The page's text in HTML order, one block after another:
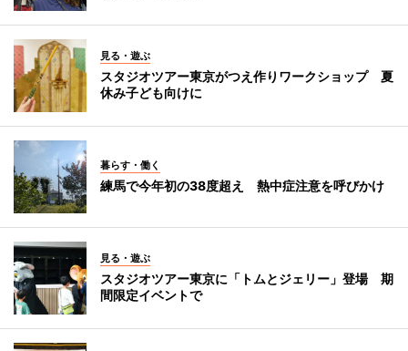
見る・遊ぶ
スタジオツアー東京がつえ作りワークショップ 夏
休み子ども向けに
暮らす・働く
練馬で今年初の38度超え 熱中症注意を呼びかけ
見る・遊ぶ
スタジオツアー東京に「トムとジェリー」登場 期
間限定イベントで